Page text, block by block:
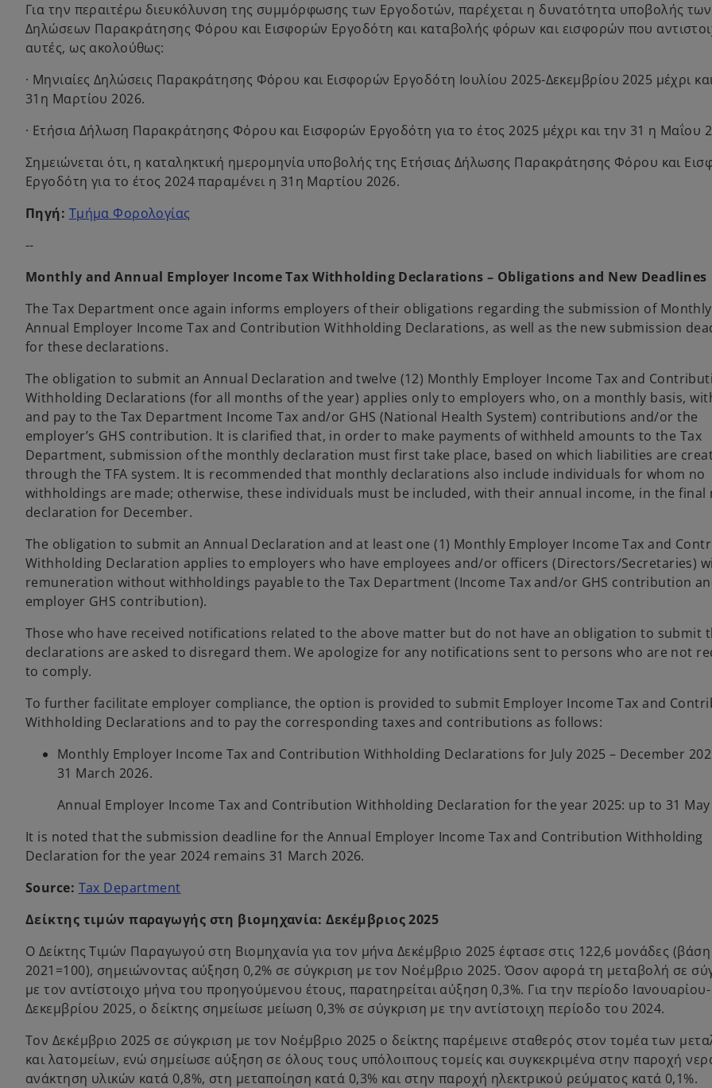
Για την περαιτέρω διευκόλυνση της συμμόρφωσης των Εργοδοτών, παρέχεται η δυνατότητα υποβολής των
Δηλώσεων Παρακράτησης Φόρου και Εισφορών Εργοδότη και καταβολής φόρων και εισφορών που
αυτές, ως ακολούθως:
· Μηνιαίες Δηλώσεις Παρακράτησης Φόρου και Εισφορών Εργοδότη Ιουλίου 2025-Δεκεμβρίου 2025 μέχρι
31η Μαρτίου 2026.
· Ετήσια Δήλωση Παρακράτησης Φόρου και Εισφορών Εργοδότη για το έτος 2025 μέχρι και την 31 η Μαΐου
Σημειώνεται ότι, η καταληκτική ημερομηνία υποβολής της Ετήσιας Δήλωσης Παρακράτησης Φόρου και
Εργοδότη για το έτος 2024 παραμένει η 31η Μαρτίου 2026.
Πηγή: Τμήμα Φορολογίας
n
s
i
n
e
w
t
a
b
--
Monthly and Annual Employer Income Tax Withholding Declarations – Obligations and New Deadlines
The Tax Department once again informs employers of their obligations regarding the submission of
Annual Employer Income Tax and Contribution Withholding Declarations, as well as the new submission
for these declarations.
The obligation to submit an Annual Declaration and twelve (12) Monthly Employer Income Tax and
Withholding Declarations (for all months of the year) applies only to employers who, on a monthly basis,
and pay to the Tax Department Income Tax and/or GHS (National Health System) contributions and/or the
employer’s GHS contribution. It is clarified that, in order to make payments of withheld amounts to the Tax
Department, submission of the monthly declaration must first take place, based on which liabilities are
through the TFA system. It is recommended that monthly declarations also include individuals for whom no
withholdings are made; otherwise, these individuals must be included, with their annual income, in the final
declaration for December.
The obligation to submit an Annual Declaration and at least one (1) Monthly Employer Income Tax and
Withholding Declaration applies to employers who have employees and/or officers (Directors/Secretaries)
remuneration without withholdings payable to the Tax Department (Income Tax and/or GHS contribution
employer GHS contribution).
Those who have received notifications related to the above matter but do not have an obligation to submit
declarations are asked to disregard them. We apologize for any notifications sent to persons who are not
to comply.
To further facilitate employer compliance, the option is provided to submit Employer Income Tax and
Withholding Declarations and to pay the corresponding taxes and contributions as follows:
Monthly Employer Income Tax and Contribution Withholding Declarations for July 2025 – December
31 March 2026.
Annual Employer Income Tax and Contribution Withholding Declaration for the year 2025: up to 31 May
It is noted that the submission deadline for the Annual Employer Income Tax and Contribution Withholding
Declaration for the year 2024 remains 31 March 2026.
Source: Tax Departmento
e
s
n
e
w
Δείκτης τιμών παραγωγής στη βιομηχανία: Δεκέμβριος 2025
Ο Δείκτης Τιμών Παραγωγού στη Βιομηχανία για τον μήνα Δεκέμβριο 2025 έφτασε στις 122,6 μονάδες (βάση
2021=100), σημειώνοντας αύξηση 0,2% σε σύγκριση με τον Νοέμβριο 2025. Όσον αφορά τη μεταβολή σε
με τον αντίστοιχο μήνα του προηγούμενου έτους, παρατηρείται αύξηση 0,3%. Για την περίοδο Ιανουαρίου-
Δεκεμβρίου 2025, ο δείκτης σημείωσε μείωση 0,3% σε σύγκριση με την αντίστοιχη περίοδο του 2024.
Τον Δεκέμβριο 2025 σε σύγκριση με τον Νοέμβριο 2025 ο δείκτης παρέμεινε σταθερός στον τομέα των
και λατομείων, ενώ σημείωσε αύξηση σε όλους τους υπόλοιπους τομείς και συγκεκριμένα στην παροχή
ανάκτηση υλικών κατά 0,8%, στη μεταποίηση κατά 0,3% και στην παροχή ηλεκτρικού ρεύματος κατά 0,1%.